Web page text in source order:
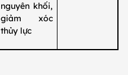
nguyên khối,
giảm xóc
thủy lực